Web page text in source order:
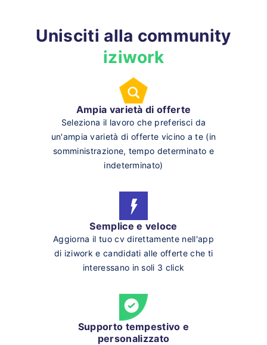
Unisciti alla community
iziwork
Ampia varietà di offerte
Seleziona il lavoro che preferisci da
un'ampia varietà di offerte vicino a te (in
somministrazione, tempo determinato e
indeterminato)
Semplice e veloce
Aggiorna il tuo cv direttamente nell'app
di iziwork e candidati alle offerte che ti
interessano in soli 3 click
Supporto tempestivo e
personalizzato